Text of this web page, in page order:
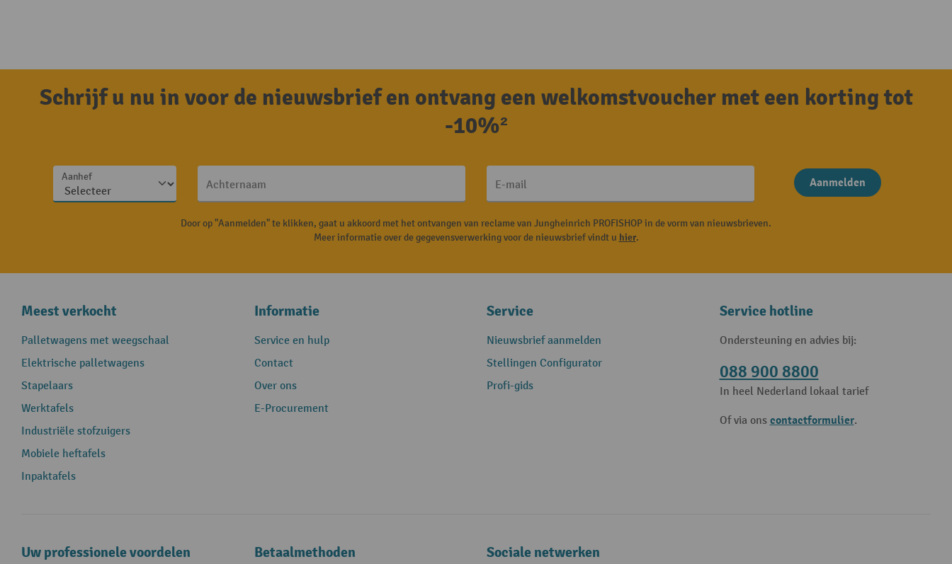
Schrijf u nu in voor de nieuwsbrief en ontvang een welkomstvoucher met een korting tot
-10%²
Aanhef
Achternaam E-mail Aanmelden
Door op "Aanmelden" te klikken, gaat u akkoord met het ontvangen van reclame van Jungheinrich PROFISHOP in de vorm van nieuwsbrieven.
Meer informatie over de gegevensverwerking voor de nieuwsbrief vindt u hier.
Meest verkocht
Palletwagens met weegschaal
Elektrische palletwagens
Stapelaars
Werktafels
Industriële stofzuigers
Mobiele heftafels
Inpaktafels
Informatie
Service en hulp
Contact
Over ons
E-Procurement
Service
Nieuwsbrief aanmelden
Stellingen Configurator
Profi-gids
Service hotline
Ondersteuning en advies bij:
088 900 8800
In heel Nederland lokaal tarief
Of via ons contactformulier.
Uw professionele voordelen Betaalmethoden Sociale netwerken